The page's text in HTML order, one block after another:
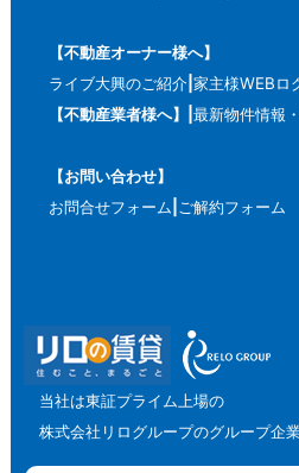
【不動産オーナー様へ】
ライブ大興のご紹介 家主様WEBロ
【不動産業者様へ】
最新物件情報
【お問い合わせ】
お問合せフォーム ご解約フォーム
当社は東証プライム上場の
株式会社リログループのグループ企業